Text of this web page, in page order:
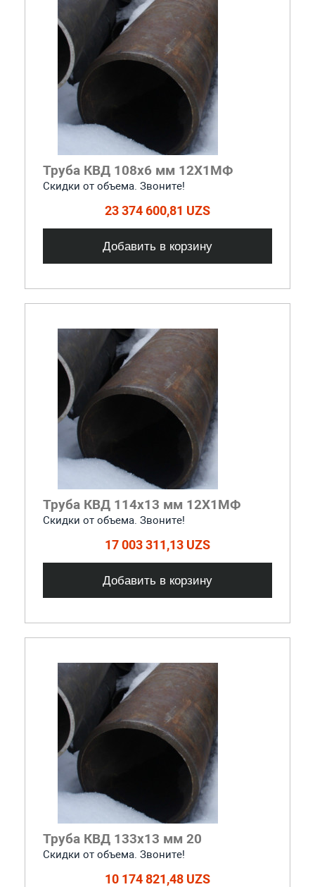
Труба КВД 108х6 мм 12Х1МФ
Скидки от объема. Звоните!
23 374 600,81 UZS
Добавить в корзину
Труба КВД 114х13 мм 12Х1МФ
Скидки от объема. Звоните!
17 003 311,13 UZS
Добавить в корзину
Труба КВД 133х13 мм 20
Скидки от объема. Звоните!
10 174 821,48 UZS